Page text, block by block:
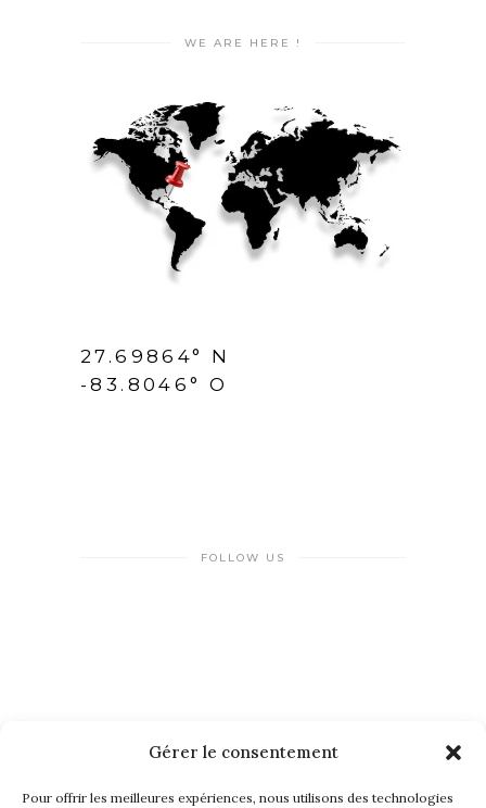
Gérer le consentement
Pour offrir les meilleures expériences, nous utilisons des technologies
WE ARE HERE !
27.69864° N
-83.8046° O
FOLLOW US